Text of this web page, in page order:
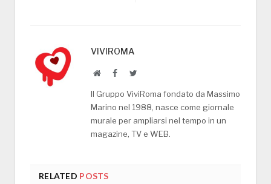
VIVIROMA
WebsiteFacebookTwitter
Il Gruppo ViviRoma fondato da Massimo
Marino nel 1988, nasce come giornale
murale per ampliarsi nel tempo in un
magazine, TV e WEB.
RELATED POSTS